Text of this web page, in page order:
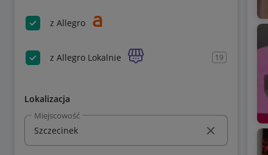
z Allegro
z Allegro Lokalnie 19
Lokalizacja
Miejscowość